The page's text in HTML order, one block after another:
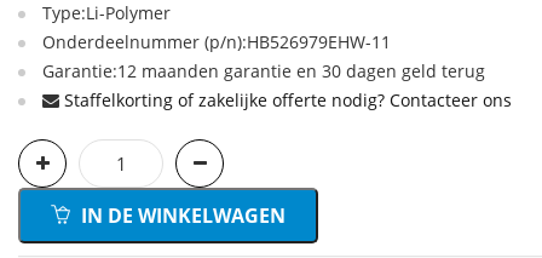
Type:Li-Polymer
Onderdeelnummer (p/n):HB526979EHW-11
Garantie:12 maanden garantie en 30 dagen geld terug
Staffelkorting of zakelijke offerte nodig? Contacteer ons
IN DE WINKELWAGEN